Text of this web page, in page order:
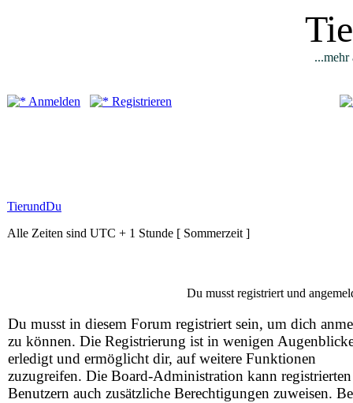
...mehr
Anmelden Registrieren
TierundDu
Alle Zeiten sind UTC + 1 Stunde [ Sommerzeit ]
Du musst registriert und
Du musst in diesem Forum registriert sein, um dich
zu können. Die Registrierung ist in wenigen
erledigt und ermöglicht dir, auf weitere Funktionen
zuzugreifen. Die Board-Administration kann registrierten
Benutzern auch zusätzliche Berechtigungen zuweisen.